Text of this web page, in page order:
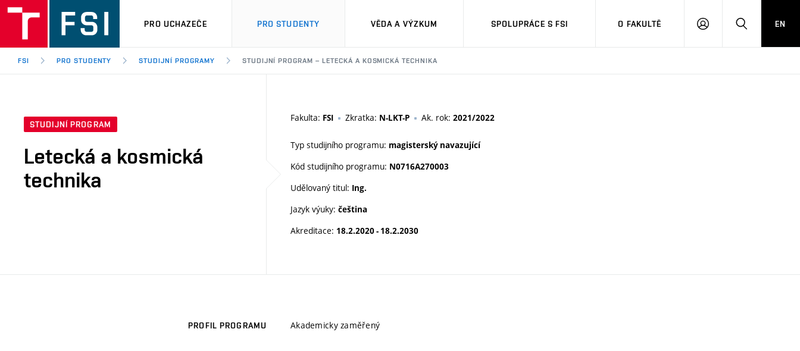
PRO UCHAZEČE PRO STUDENTY VĚDA A VÝZKUM SPOLUPRÁCE S FSI O FAKULTĚ
PŘIHLÁŠENÍHLEDAT
EN
FSI PRO STUDENTY STUDIJNÍ PROGRAMY STUDIJNÍ PROGRAM – LETECKÁ A KOSMICKÁ TECHNIKA
STUDIJNÍ PROGRAM
Letecká a kosmická
technika
Fakulta: FSI Zkratka: N-LKT-P Ak. rok: 2021/2022
Typ studijního programu: magisterský navazující
Kód studijního programu: N0716A270003
Udělovaný titul: Ing.
Jazyk výuky: čeština
Akreditace: 18.2.2020 - 18.2.2030
PROFIL PROGRAMU Akademicky zaměřený